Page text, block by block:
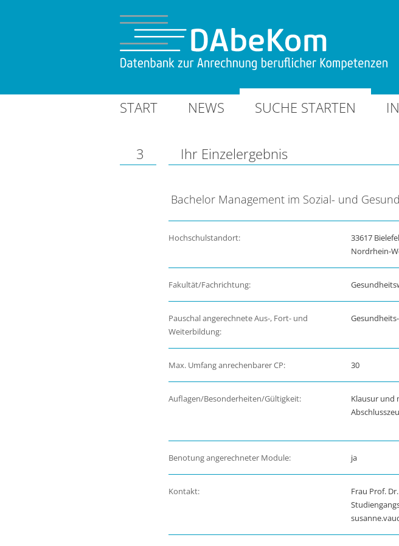
START NEWS SUCHE STARTEN
3 Ihr Einzelergebnis
Bachelor Management im Sozial- und
Hochschulstandort:
33617
Nordrhein-
Fakultät/Fachrichtung:
Pauschal angerechnete Aus-, Fort- und
Weiterbildung:
Max. Umfang anrechenbarer CP: 30
Auflagen/Besonderheiten/Gültigkeit:
Klausur und
Benotung angerechneter Module: ja
Kontakt:
Frau Prof.